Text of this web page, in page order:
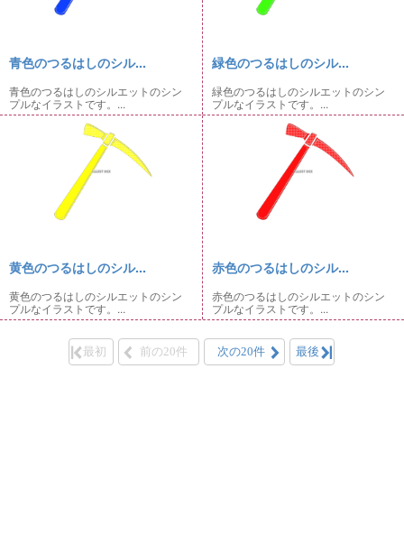
青色のつるはしのシル...
青色のつるはしのシルエットのシン
プルなイラストです。...
緑色のつるはしのシル...
緑色のつるはしのシルエットのシン
プルなイラストです。...
黄色のつるはしのシル...
黄色のつるはしのシルエットのシン
プルなイラストです。...
赤色のつるはしのシル...
赤色のつるはしのシルエットのシン
プルなイラストです。...
最初 前の20件 次の20件 最後